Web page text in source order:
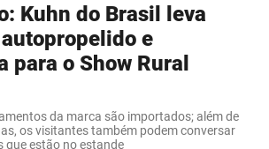
Kuhn do Brasil leva
e
para o Show Rural
da marca são importados; além de
os visitantes também podem conversar
que estão no estande